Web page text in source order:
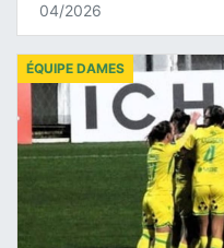
04/2026
ÉQUIPE DAMES